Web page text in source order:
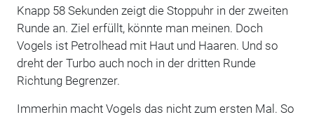
Knapp 58 Sekunden zeigt die Stoppuhr in der zweiten
Runde an. Ziel erfüllt, könnte man meinen. Doch
Vogels ist Petrolhead mit Haut und Haaren. Und so
dreht der Turbo auch noch in der dritten Runde
Richtung Begrenzer.
Immerhin macht Vogels das nicht zum ersten Mal. So